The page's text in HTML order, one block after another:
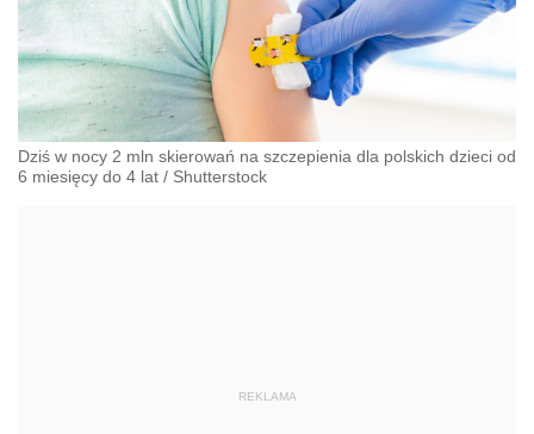
Dziś w nocy 2 mln skierowań na szczepienia dla polskich dzieci od
6 miesięcy do 4 lat / Shutterstock